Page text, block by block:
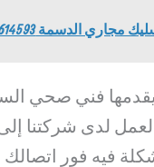
مجاري الدسمة 69614593
فني صحي
لدى شركتنا
فيه فور اتصالك